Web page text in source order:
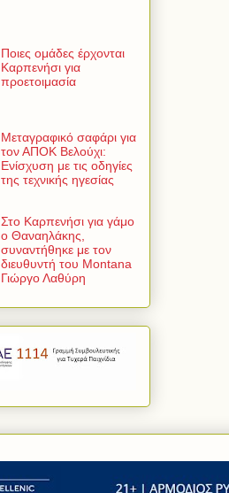
Ποιες ομάδες έρχονται
Καρπενήσι για
προετοιμασία
Μεταγραφικό σαφάρι για
τον ΑΠΟΚ Βελούχι:
Ενίσχυση με τις οδηγίες
της τεχνικής ηγεσίας
Στο Καρπενήσι για γάμο
ο Θαναηλάκης,
συναντήθηκε με τον
διευθυντή του Montana
Γιώργο Λαθύρη